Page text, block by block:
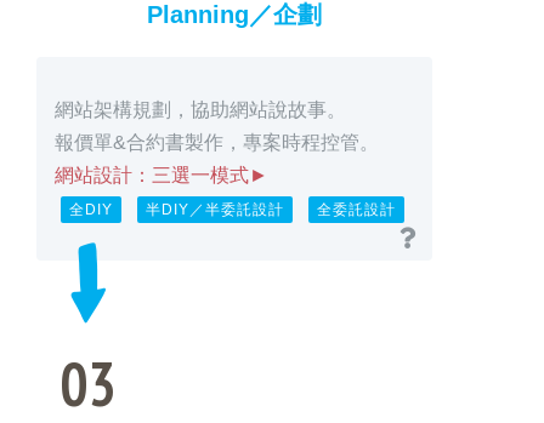
Planning／企劃
網站架構規劃，協助網站說故事。
報價單&合約書製作，專案時程控管。
網站設計：三選一模式►
全DIY 半DIY／半委託設計 全委託設計
03